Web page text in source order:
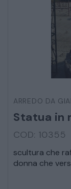
ARREDO DA
COD: 10355
scultura che
donna che